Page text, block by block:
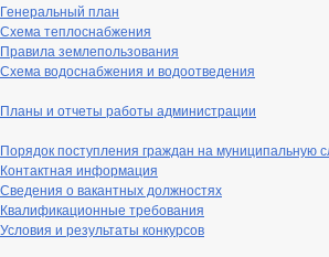
Генеральный план
Схема теплоснабжения
Правила землепользования
Схема водоснабжения и водоотведения
Планы и отчеты работы администрации
Порядок поступления граждан на муниципальную
Контактная информация
Сведения о вакантных должностях
Квалификационные требования
Условия и результаты конкурсов